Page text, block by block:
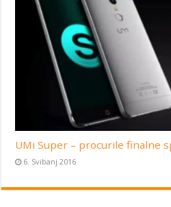
UMi Super – procurile finalne
6. Svibanj 2016